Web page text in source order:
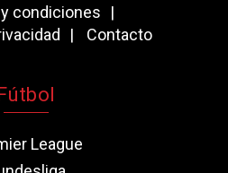
condiciones
Contacto
Fútbol
League